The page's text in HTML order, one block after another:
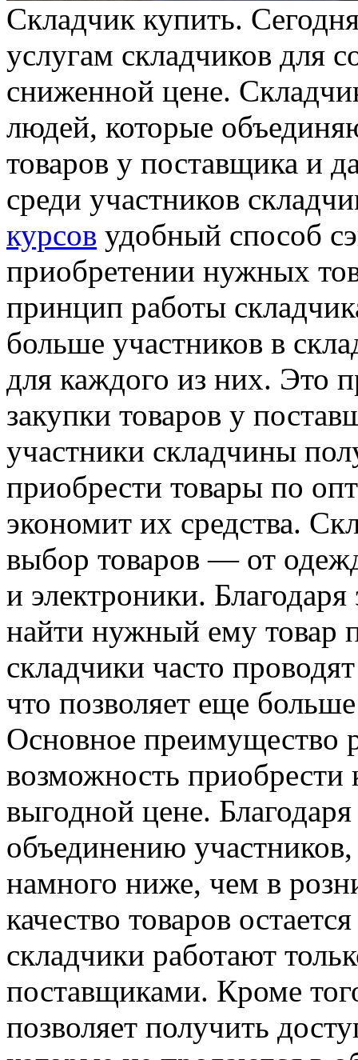
Складчик купить.
услугам складчиков для
сниженной цене.
людей, которые
товаров у поставщика и
среди участников
курсов удобный способ
приобретении нужных
принцип работы
больше участников в
для каждого из них. Это
закупки товаров у
участники складчины
приобрести товары по
экономит их средства.
выбор товаров — от
и электроники.
найти нужный ему товар
складчики часто
что позволяет еще
Основное преимущество
возможность приобрести
выгодной цене.
объединению
намного ниже, чем в
качество товаров
складчики работают
поставщиками. Кроме
позволяет получить